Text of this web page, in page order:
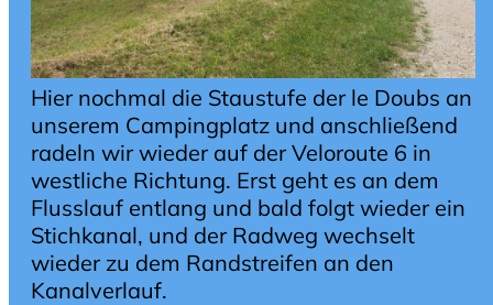
Hier nochmal die Staustufe der le Doubs an
unserem Campingplatz und anschließend
radeln wir wieder auf der Veloroute 6 in
westliche Richtung. Erst geht es an dem
Flusslauf entlang und bald folgt wieder ein
Stichkanal, und der Radweg wechselt
wieder zu dem Randstreifen an den
Kanalverlauf.